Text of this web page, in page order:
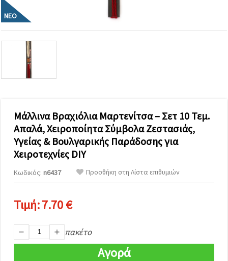
συγκατάθεσή
σας, να
αναλύουμε
την
προβάλλουμε
πιο σχετικό
περιεχόμενο
και
τη βοήθεια
συνεργατών
μας για
αναλύσεις
μάρκετινγκ.
Μπορείτε
χρησιμοποιήσετε
ιστότοπο!
ΝΈΟ
Μάλλινα Βραχιόλια Μαρτενίτσα – Σετ 10 Τεμ.
Απαλά, Χειροποίητα Σύμβολα Ζεστασιάς,
Υγείας & Βουλγαρικής Παράδοσης για
Χειροτεχνίες DIY
Κωδικός: n6437 Προσθήκη στη Λίστα επιθυμιών
Τιμή:7.70 €
πακέτο
Αγορά